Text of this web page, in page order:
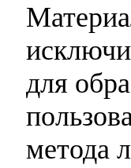
для
метода